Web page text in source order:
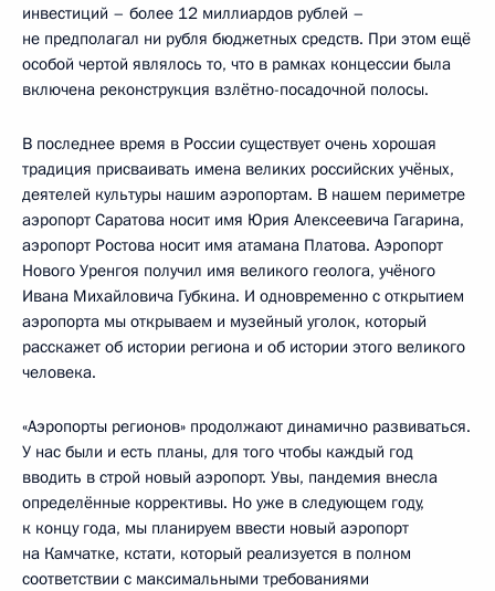
инвестиций – более 12 миллиардов рублей –
не предполагал ни рубля бюджетных средств. При этом ещё
особой чертой являлось то, что в рамках концессии была
включена реконструкция взлётно-посадочной полосы.
В последнее время в России существует очень хорошая
традиция присваивать имена великих российских учёных,
деятелей культуры нашим аэропортам. В нашем периметре
аэропорт Саратова носит имя Юрия Алексеевича Гагарина,
аэропорт Ростова носит имя атамана Платова. Аэропорт
Нового Уренгоя получил имя великого геолога, учёного
Ивана Михайловича Губкина. И одновременно с открытием
аэропорта мы открываем и музейный уголок, который
расскажет об истории региона и об истории этого великого
человека.
«Аэропорты регионов» продолжают динамично развиваться.
У нас были и есть планы, для того чтобы каждый год
вводить в строй новый аэропорт. Увы, пандемия внесла
определённые коррективы. Но уже в следующем году,
к концу года, мы планируем ввести новый аэропорт
на Камчатке, кстати, который реализуется в полном
соответствии с максимальными требованиями